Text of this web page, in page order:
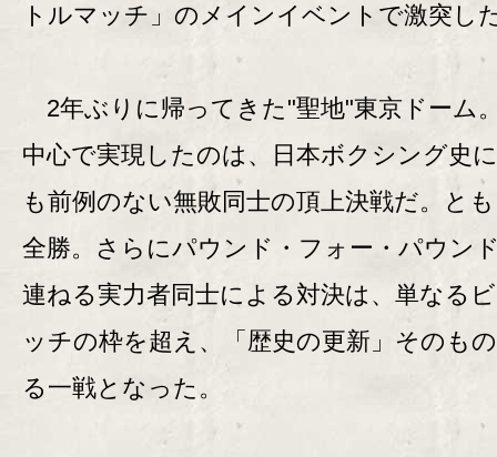
トルマッチ」のメインイベントで激突し
2年ぶりに帰ってきた"聖地"東京ドーム
中心で実現したのは、日本ボクシング史
も前例のない無敗同士の頂上決戦だ。と
全勝。さらにパウンド・フォー・パウン
連ねる実力者同士による対決は、単なる
ッチの枠を超え、「歴史の更新」そのも
る一戦となった。